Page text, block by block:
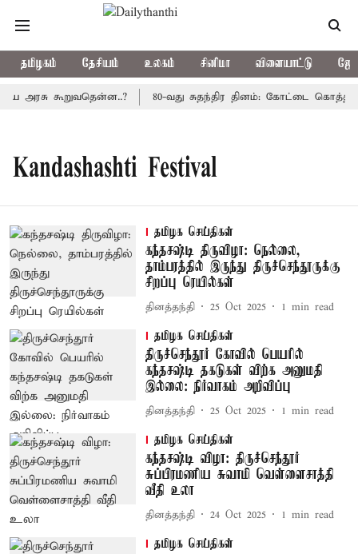
தமிழகம் தேசியம் உலகம் சினிமா விளையாட்டு
அரசு கூறுவதென்ன..? 80-வது சுதந்திர தினம்: கோட்டை
Kandashashti Festival
தமிழக செய்திகள்
கந்தசஷ்டி திருவிழா: நெல்லை,
தாம்பரத்தில் இருந்து திருச்செந்தூருக்கு
சிறப்பு ரெயில்கள்
தினத்தந்தி 25 Oct 2025 1 min read
தமிழக செய்திகள்
திருச்செந்தூர் கோவில் பெயரில்
கந்தசஷ்டி தகடுகள் விற்க அனுமதி
இல்லை: நிர்வாகம் அறிவிப்பு
தினத்தந்தி 25 Oct 2025 1 min read
தமிழக செய்திகள்
கந்தசஷ்டி விழா: திருச்செந்தூர்
சுப்பிரமணிய சுவாமி வெள்ளைசாத்தி
வீதி உலா
தினத்தந்தி 24 Oct 2025 1 min read
தமிழக செய்திகள்